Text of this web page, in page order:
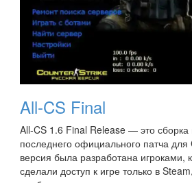
All-CS Final
All-CS 1.6 Final Release — это сборка
последнего официального патча
версия была разработана игроками,
сделали доступ к игре только в